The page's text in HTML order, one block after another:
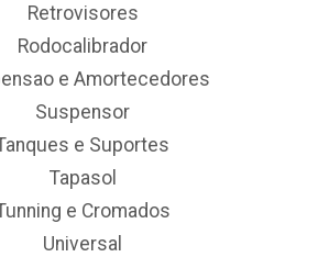
Retrovisores
Rodocalibrador
e Amortecedores
Suspensor
e Suportes
Tapasol
e Cromados
Universal